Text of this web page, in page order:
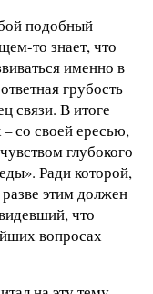
подобный
то знает, что
именно в
грубость
связи. В итоге
со своей ересью,
глубокого
Ради которой,
этим должен
что
вопросах